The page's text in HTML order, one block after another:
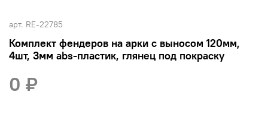
арт. RE-22785
Комплект фендеров на арки с выносом 120мм,
4шт, 3мм abs-пластик, глянец под покраску
0 ₽